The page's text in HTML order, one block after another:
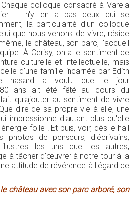
Chaque colloque consacré à Varela
Il n'y en a pas deux qui se
la particularité d'un colloque
que nous venons de vivre, réside
le château, son parc, l'accueil
À Cerisy, on a le sentiment de
culturelle et intellectuelle, mais
d'une famille incarnée par Edith
hasard a voulu que le jour
80 ans ait été fêté au cours du
qu'ajouter au sentiment de vivre
dire de sa propre vie à elle, une
impressionne d'autant plus qu'elle
folle ! Et puis, voir, dès le hall
photos de penseurs, d'écrivains,
illustres les uns que les autres,
à tâcher d'œuvrer à notre tour à la
attitude de révérence à l'égard de
château avec son parc arboré, son